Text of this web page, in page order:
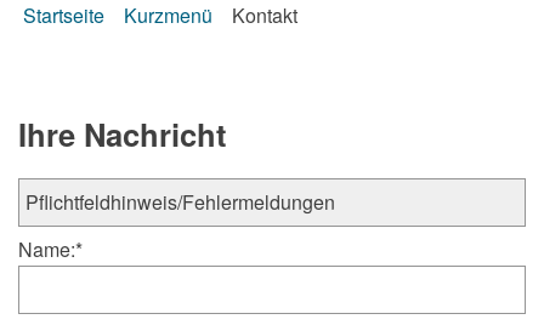
Startseite Kurzmenü Kontakt
Ihre Nachricht
Name:*